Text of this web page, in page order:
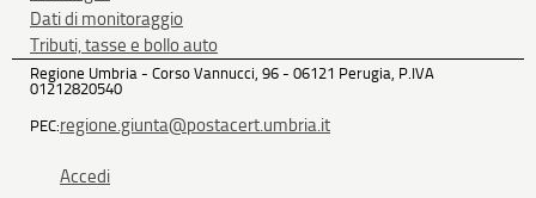
Dati di monitoraggio
Tributi, tasse e bollo auto
Regione Umbria - Corso Vannucci, 96 - 06121 Perugia, P.IVA
01212820540
PEC:regione.giunta@postacert.umbria.it
Accedi